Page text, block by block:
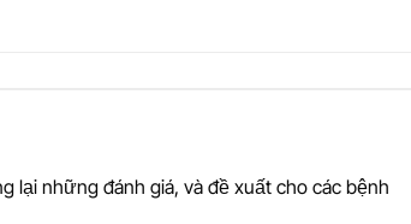
lại những đánh giá, và đề xuất cho các bệnh